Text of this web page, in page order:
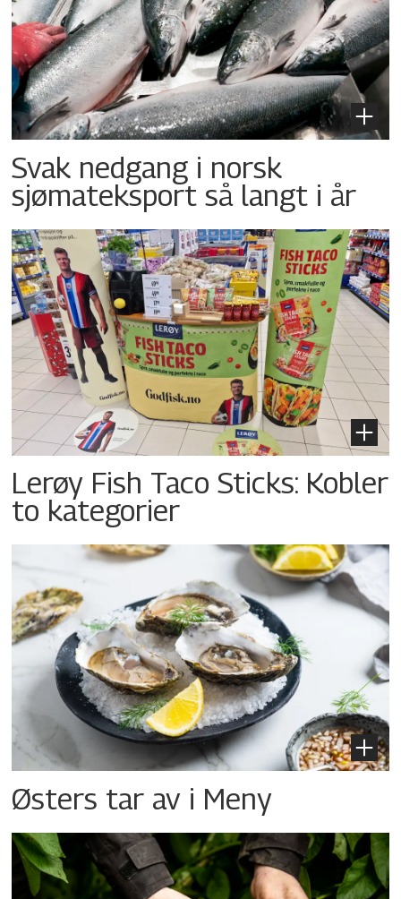
Svak nedgang i norsk
sjømateksport så langt i år
Lerøy Fish Taco Sticks: Kobler
to kategorier
Østers tar av i Meny